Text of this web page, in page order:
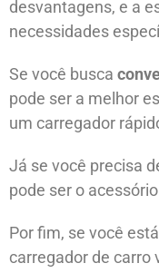
desvantagens, e a
necessidades
Se você busca
pode ser a melhor
um carregador
Já se você precisa
pode ser o
Por fim, se você
carregador de carro